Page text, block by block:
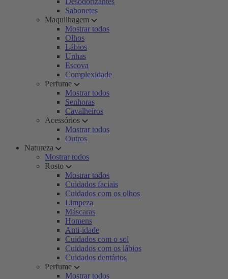
Sabonetes
Maquilhagem
Mostrar todos
Olhos
Lábios
Unhas
Escova
Complexidade
Perfume
Mostrar todos
Senhoras
Cavalheiros
Acessórios
Mostrar todos
Outros
Natureza
Mostrar todos
Rosto
Mostrar todos
Cuidados faciais
Cuidados com os olhos
Limpeza
Máscaras
Homens
Anti-idade
Cuidados com o sol
Cuidados com os lábios
Cuidados dentários
Perfume
Mostrar todos